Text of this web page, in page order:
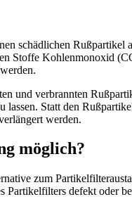
schädlichen Rußpartikel
Stoffe Kohlenmonoxid
und verbrannten
Statt den
werden.
möglich?
zum
defekt oder